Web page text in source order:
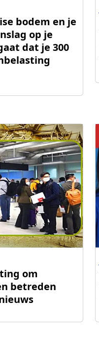
bodem en je
op je
dat je 300
om
betreden